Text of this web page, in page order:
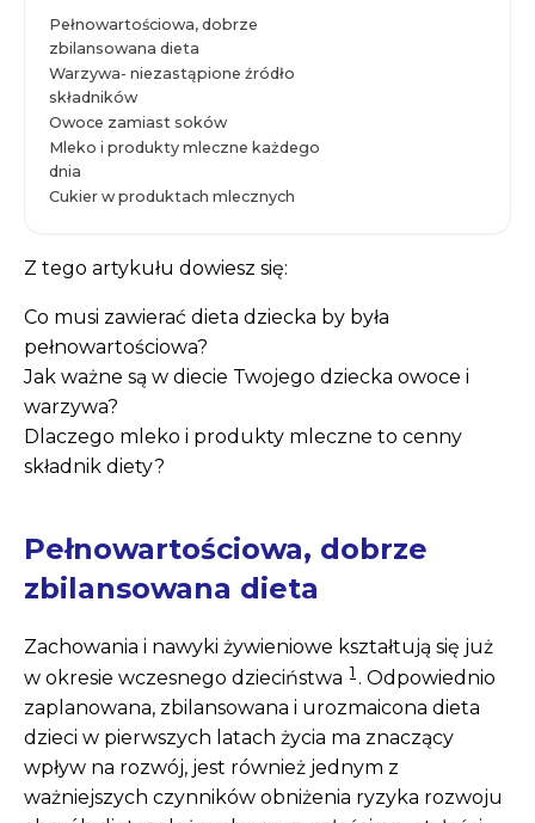
Pełnowartościowa, dobrze
zbilansowana dieta
Warzywa- niezastąpione źródło
składników
Owoce zamiast soków
Mleko i produkty mleczne każdego
dnia
Cukier w produktach mlecznych
Z tego artykułu dowiesz się:
Co musi zawierać dieta dziecka by była
pełnowartościowa?
Jak ważne są w diecie Twojego dziecka owoce i
warzywa?
Dlaczego mleko i produkty mleczne to cenny
składnik diety?
Pełnowartościowa, dobrze
zbilansowana dieta
Zachowania i nawyki żywieniowe kształtują się już
w okresie wczesnego dzieciństwa 1 . Odpowiednio
zaplanowana, zbilansowana i urozmaicona dieta
dzieci w pierwszych latach życia ma znaczący
wpływ na rozwój, jest również jednym z
ważniejszych czynników obniżenia ryzyka rozwoju